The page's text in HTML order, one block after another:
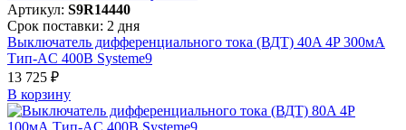
Артикул: S9R14440
Срок поставки: 2 дня
Выключатель дифференциального тока (ВДТ) 40A 4P 300мА
Тип-AC 400В Systeme9
13 725 ₽
В корзинy